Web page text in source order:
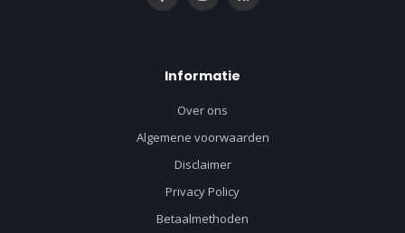
Informatie
Over ons
Algemene voorwaarden
Disclaimer
Privacy Policy
Betaalmethoden